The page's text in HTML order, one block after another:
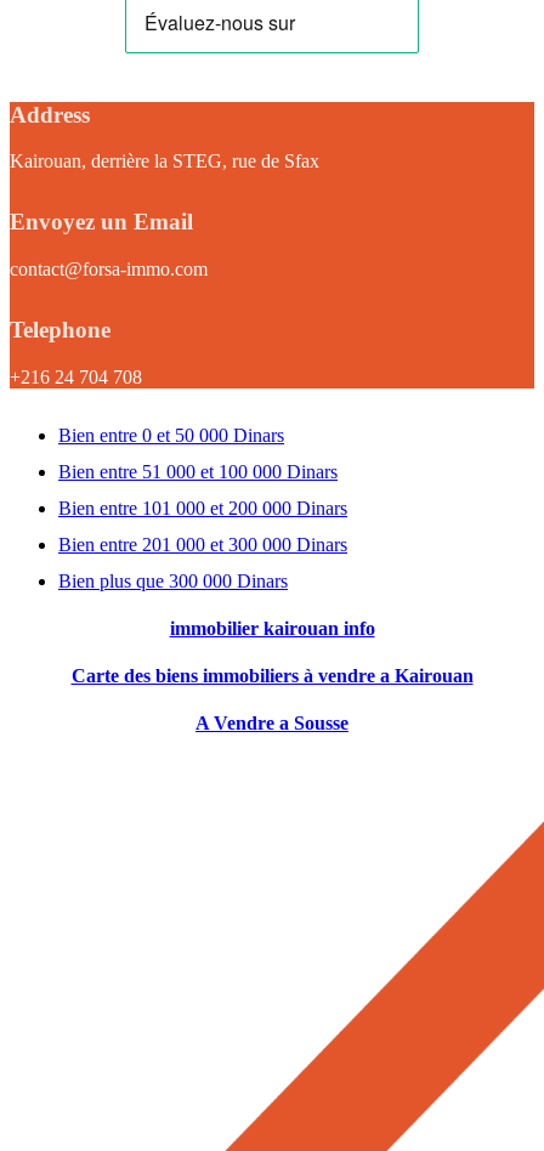
Address
Kairouan, derrière la STEG, rue de Sfax
Envoyez un Email
contact@forsa-immo.com
Telephone
+216 24 704 708
Bien entre 0 et 50 000 Dinars
Bien entre 51 000 et 100 000 Dinars
Bien entre 101 000 et 200 000 Dinars
Bien entre 201 000 et 300 000 Dinars
Bien plus que 300 000 Dinars
immobilier kairouan info
Carte des biens immobiliers à vendre a Kairouan
A Vendre a Sousse